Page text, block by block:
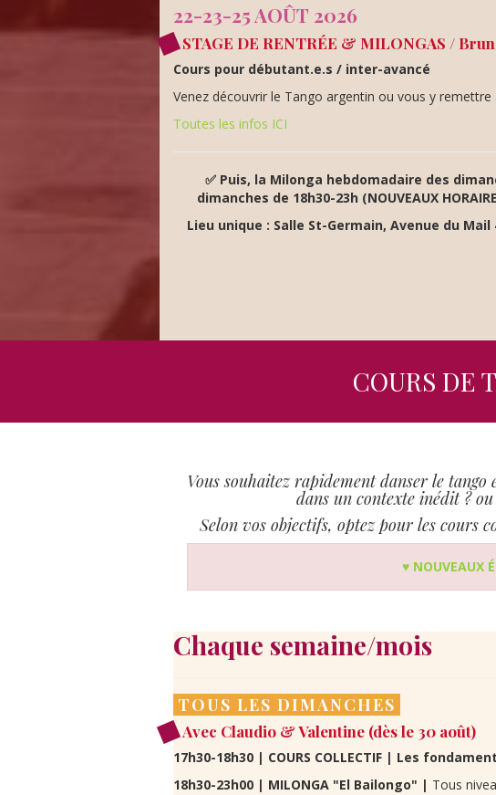
22-23-25 AOÛT 2026
STAGE DE RENTRÉE & MILONGAS /
Cours pour débutant.e.s / inter-avancé
Venez découvrir le Tango argentin ou vous y remettre
Toutes les infos ICI
✅ Puis, la Milonga hebdomadaire des
dimanches de 18h30-23h (NOUVEAUX
Lieu unique : Salle St-Germain, Avenue du Mail
COURS DE
Vous souhaitez rapidement danser le
dans un contexte inédit ?
Selon vos objectifs, optez pour les cours
♥ NOUVEAUX
Chaque semaine/mois
TOUS LES DIMANCHES
Avec Claudio & Valentine (dès le 30 août)
17h30-18h30 | COURS COLLECTIF | Les
18h30-23h00 | MILONGA "El Bailongo" | Tous